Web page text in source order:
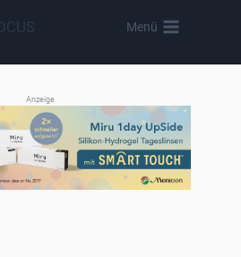
Menü
Anzeige